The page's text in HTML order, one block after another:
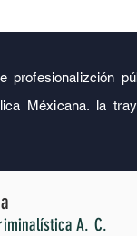
profesionalizción
Méxicana. la
A. C.